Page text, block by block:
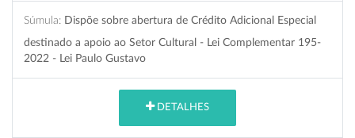
Súmula: Dispõe sobre abertura de Crédito Adicional Especial
destinado a apoio ao Setor Cultural - Lei Complementar 195-
2022 - Lei Paulo Gustavo
DETALHES